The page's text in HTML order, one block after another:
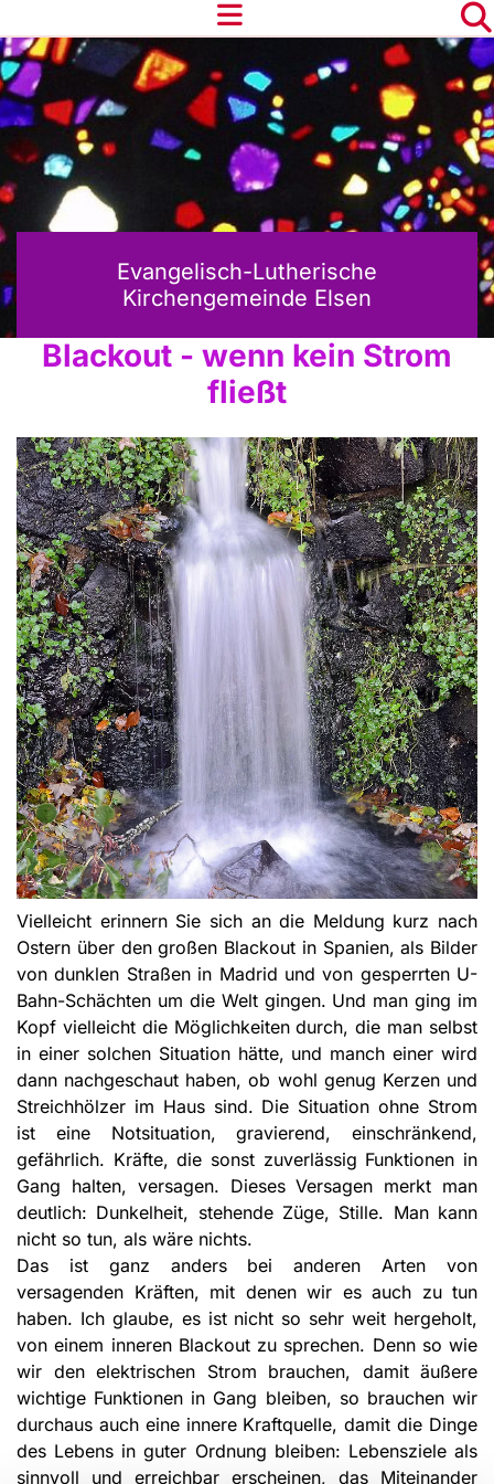
Evangelisch-Lutherische
Kirchengemeinde Elsen
Blackout - wenn kein Strom
fließt
Vielleicht erinnern Sie sich an die Meldung kurz nach
Ostern über den großen Blackout in Spanien, als Bilder
von dunklen Straßen in Madrid und von gesperrten U-
Bahn-Schächten um die Welt gingen. Und man ging im
Kopf vielleicht die Möglichkeiten durch, die man selbst
in einer solchen Situation hätte, und manch einer wird
dann nach­geschaut haben, ob wohl genug Kerzen und
Streichhölzer im Haus sind. Die Situation ohne Strom
ist eine Notsitu­a­tion, gravierend, einschrän­kend,
gefähr­lich. Kräfte, die sonst zuver­lässig Funk­tionen in
Gang halten, versa­gen. Dieses Versagen merkt man
deutlich: Dunkel­heit, stehende Züge, Stille. Man kann
nicht so tun, als wäre nichts.
Das ist ganz anders bei anderen Arten von
versagenden Kräften, mit denen wir es auch zu tun
haben. Ich glaube, es ist nicht so sehr weit hergeholt,
von einem inneren Blackout zu sprechen. Denn so wie
wir den elektrischen Strom brau­chen, damit äußere
wichtige Funktionen in Gang bleiben, so brauchen wir
durch­aus auch eine innere Kraftquelle, damit die Dinge
des Lebens in guter Ordnung bleiben: Lebensziele als
sinnvoll und erreichbar erscheinen, das Miteinander